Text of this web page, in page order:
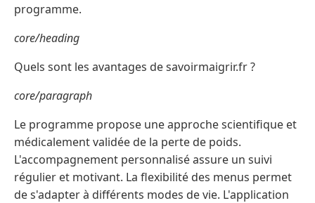
programme.
core/heading
Quels sont les avantages de savoirmaigrir.fr ?
core/paragraph
Le programme propose une approche scientifique et
médicalement validée de la perte de poids.
L'accompagnement personnalisé assure un suivi
régulier et motivant. La flexibilité des menus permet
de s'adapter à différents modes de vie. L'application